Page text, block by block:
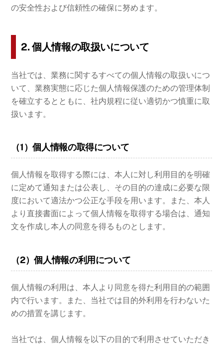
の安全性および信頼性の確保に努めます。
2. 個人情報の取扱いについて
当社では、業務に関するすべての個人情報の取扱いにつ
いて、業務実態に応じた個人情報保護のための管理体制
を確立するとともに、社内規程に従い適切かつ慎重に取
扱います。
（1）個人情報の取得について
個人情報を取得する際には、本人に対し利用目的を明確
に定めて通知または公表し、その目的の達成に必要な限
度において適法かつ公正な手段を用います。また、本人
より直接書面によって個人情報を取得する場合は、通知
文を作成し本人の同意を得るものとします。
（2）個人情報の利用について
個人情報の利用は、本人より同意を得た利用目的の範囲
内で行います。また、当社では目的外利用を行わないた
めの措置を講じます。
当社では、個人情報を以下の目的で利用させていただき